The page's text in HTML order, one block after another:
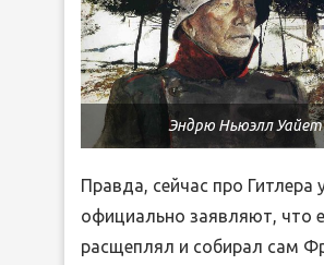
Эндрю Ньюэлл Уайет
Правда, сейчас про Гитлера
официально заявляют, что
расщеплял и собирал сам